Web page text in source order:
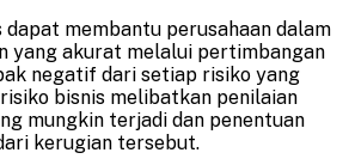
dapat membantu perusahaan dalam
yang akurat melalui pertimbangan
negatif dari setiap risiko yang
bisnis melibatkan penilaian
mungkin terjadi dan penentuan
kerugian tersebut.